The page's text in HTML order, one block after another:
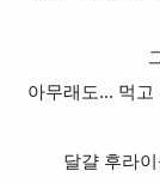
아무래도... 먹
달걀 후라